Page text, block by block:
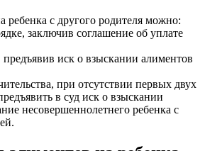
ребенка с другого родителя можно:
заключив соглашение об уплате
предъявив иск о взыскании алиментов
при отсутствии первых двух
в суд иск о взыскании
несовершеннолетнего ребенка с